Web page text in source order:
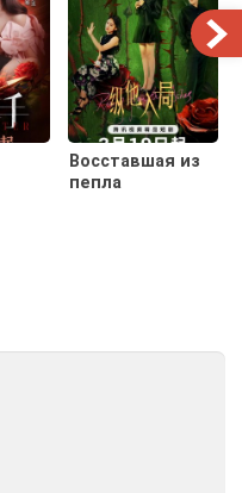
Восставшая из
пепла